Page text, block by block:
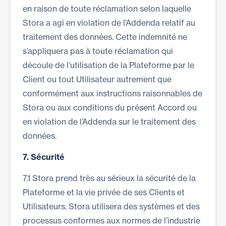
en raison de toute réclamation selon laquelle
Stora a agi en violation de l’Addenda relatif au
traitement des données. Cette indemnité ne
s’appliquera pas à toute réclamation qui
découle de l’utilisation de la Plateforme par le
Client ou tout Utilisateur autrement que
conformément aux instructions raisonnables de
Stora ou aux conditions du présent Accord ou
en violation de l’Addenda sur le traitement des
données.
7. Sécurité
7.1 Stora prend très au sérieux la sécurité de la
Plateforme et la vie privée de ses Clients et
Utilisateurs. Stora utilisera des systèmes et des
processus conformes aux normes de l’industrie